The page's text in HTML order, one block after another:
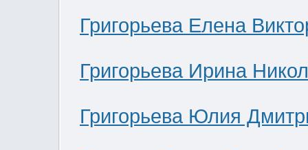
Григорьева Елена
Григорьева Ирина
Григорьева Юлия